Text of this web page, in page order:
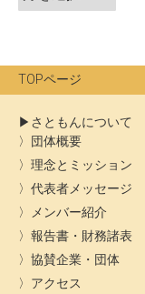
ー
ブ
TOPページ
さともんについて
団体概要
理念とミッション
代表者メッセージ
メンバー紹介
報告書・財務諸表
協賛企業・団体
アクセス